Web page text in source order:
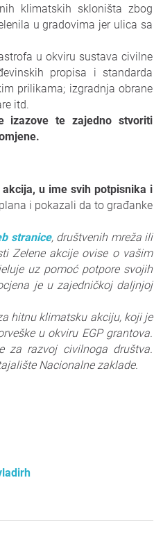
klimatskih skloništa zbog
u gradovima jer ulica sa
u okviru sustava civilne
propisa i standarda
prilikama; izgradnja obrane
itd.
izazove te zajedno stvoriti
u ime svih potpisnika i
i pokazali da to građanke
stranice, društvenih mreža ili
Zelene akcije ovise o vašim
uz pomoć potpore svojih
je u zajedničkoj daljnjoj
hitnu klimatsku akciju, koji je
u okviru EGP grantova.
za razvoj civilnoga društva.
Nacionalne zaklade.